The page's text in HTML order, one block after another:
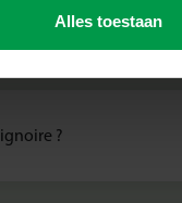
Alles toestaan
?